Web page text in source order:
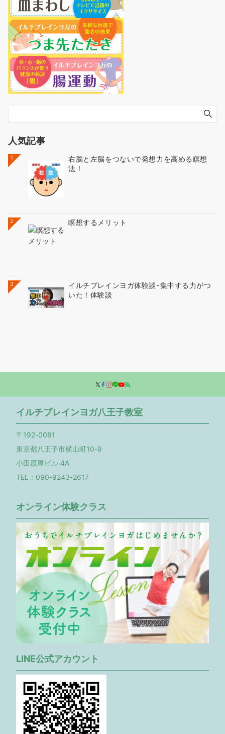
人気記事
1
右脳と左脳をつないで発想力を高める瞑想
法！
2 瞑想するメリット
3
イルチブレインヨガ体験談-集中する力がつ
いた！体験談
イルチブレインヨガ八王子教室
〒192-0081
東京都八王子市横山町10-9
小田原屋ビル 4A
TEL：090-9243-2617
オンライン体験クラス
LINE公式アカウント